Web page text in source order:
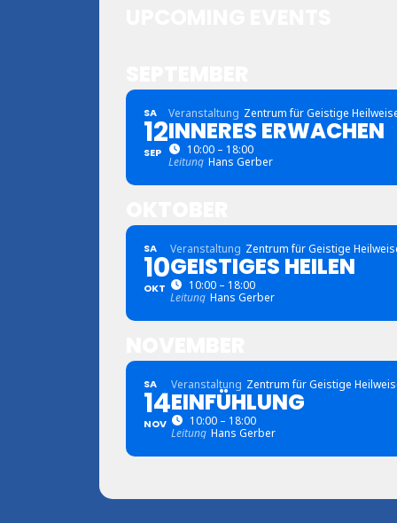
SA
12
SEP
Veranstaltung Zentrum für Geistige
INNERES ERWACHEN
10:00 – 18:00
Leitung Hans Gerber
SA
10
OKT
Veranstaltung Zentrum für Geistige
GEISTIGES HEILEN
10:00 – 18:00
Leitung Hans Gerber
SA
14
NOV
Veranstaltung Zentrum für Geistige
EINFÜHLUNG
10:00 – 18:00
Leitung Hans Gerber